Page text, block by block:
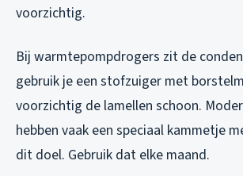
voorzichtig.
Bij warmtepompdrogers zit de
gebruik je een stofzuiger met
voorzichtig de lamellen schoon.
hebben vaak een speciaal kammetje
dit doel. Gebruik dat elke maand.